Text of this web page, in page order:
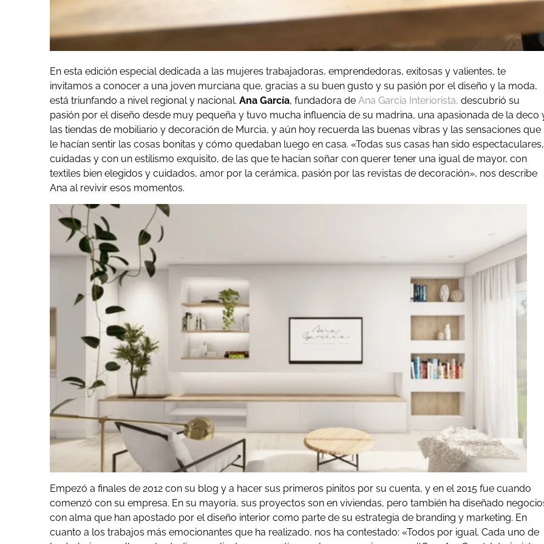
En esta edición especial dedicada a las mujeres trabajadoras, emprendedoras, exitosas y valientes, te
invitamos a conocer a una joven murciana que, gracias a su buen gusto y su pasión por el diseño y la moda,
está triunfando a nivel regional y nacional. Ana García, fundadora de Ana García Interiorista, descubrió su
pasión por el diseño desde muy pequeña y tuvo mucha influencia de su madrina, una apasionada de la deco
las tiendas de mobiliario y decoración de Murcia, y aún hoy recuerda las buenas vibras y las sensaciones que
le hacían sentir las cosas bonitas y cómo quedaban luego en casa. «Todas sus casas han sido espectaculares,
cuidadas y con un estilismo exquisito, de las que te hacían soñar con querer tener una igual de mayor, con
textiles bien elegidos y cuidados, amor por la cerámica, pasión por las revistas de decoración», nos describe
Ana al revivir esos momentos.
Empezó a finales de 2012 con su blog y a hacer sus primeros pinitos por su cuenta, y en el 2015 fue cuando
comenzó con su empresa. En su mayoría, sus proyectos son en viviendas, pero también ha diseñado
con alma que han apostado por el diseño interior como parte de su estrategia de branding y marketing. En
cuanto a los trabajos más emocionantes que ha realizado, nos ha contestado: «Todos por igual. Cada uno de